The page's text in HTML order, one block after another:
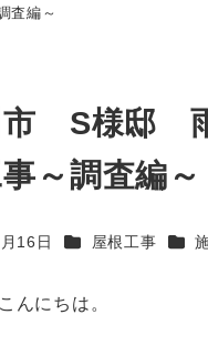
査編～
市 S様邸
～調査編～
16日 カテゴリー
屋根工事 カテ
んにちは。